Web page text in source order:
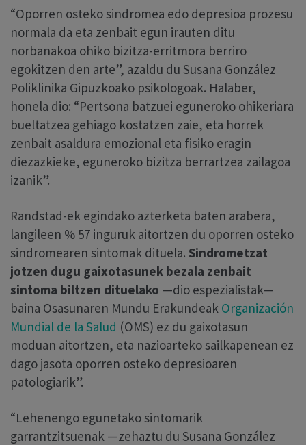
“Oporren osteko sindromea edo depresioa prozesu
normala da eta zenbait egun irauten ditu
norbanakoa ohiko bizitza-erritmora berriro
egokitzen den arte”, azaldu du Susana González
Poliklinika Gipuzkoako psikologoak. Halaber,
honela dio: “Pertsona batzuei eguneroko ohikeriara
bueltatzea gehiago kostatzen zaie, eta horrek
zenbait asaldura emozional eta fisiko eragin
diezazkieke, eguneroko bizitza berrartzea zailagoa
izanik”.
Randstad-ek egindako azterketa baten arabera,
langileen % 57 inguruk aitortzen du oporren osteko
sindromearen sintomak dituela. Sindrometzat
jotzen dugu gaixotasunek bezala zenbait
sintoma biltzen dituelako —dio espezialistak—
baina Osasunaren Mundu Erakundeak Organización
Mundial de la Salud (OMS) ez du gaixotasun
moduan aitortzen, eta nazioarteko sailkapenean ez
dago jasota oporren osteko depresioaren
patologiarik”.
“Lehenengo egunetako sintomarik
garrantzitsuenak —zehaztu du Susana González